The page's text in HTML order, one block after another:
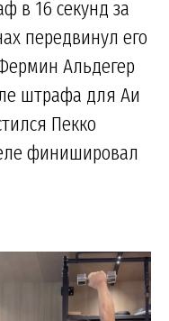
в 16 секунд за
передвинул его
Альдегер
штрафа для Аи
Пекко
финишировал